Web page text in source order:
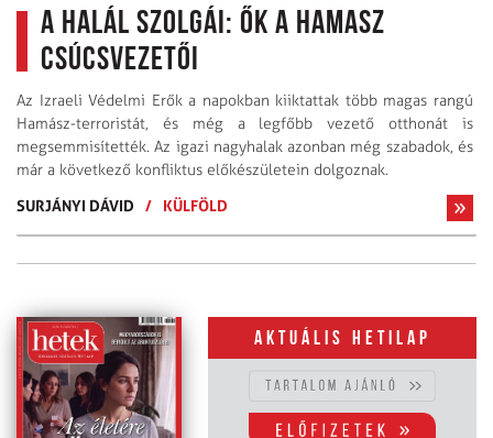
A halál szolgái: ők a Hamasz
csúcsvezetői
Az Izraeli Védelmi Erők a napokban kiiktattak több magas rangú
Hamász-terroristát, és még a legfőbb vezető otthonát is
megsemmisítették. Az igazi nagyhalak azonban még szabadok, és
már a következő konfliktus előkészületein dolgoznak.
SURJÁNYI DÁVID
/ KÜLFÖLD
Aktuális hetilap